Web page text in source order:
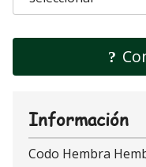
Información
Codo Hembra